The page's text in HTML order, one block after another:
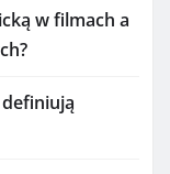
w filmach a